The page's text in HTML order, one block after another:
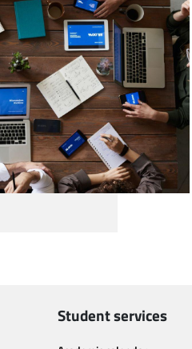
Student services